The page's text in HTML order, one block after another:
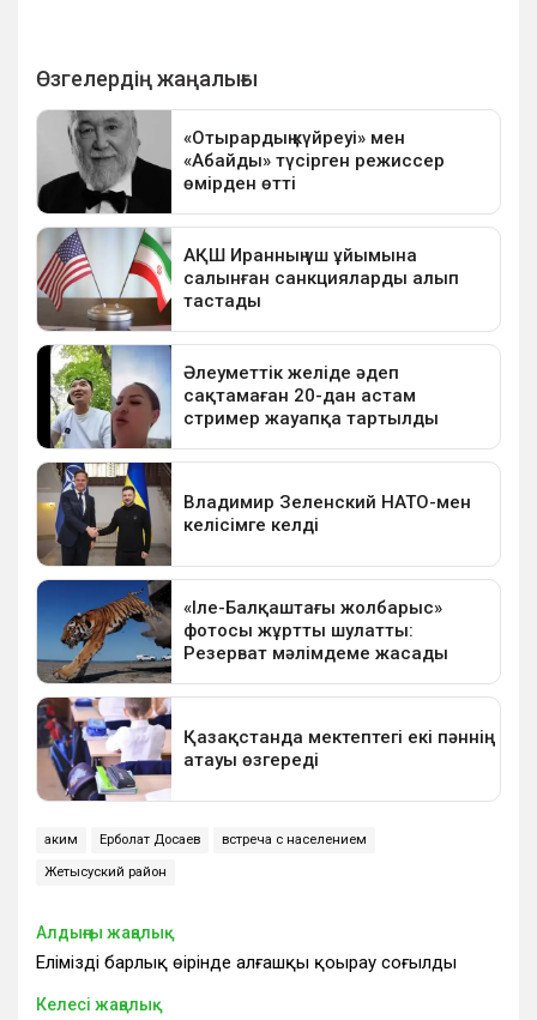
аким Ерболат Досаев встреча с населением
Жетысуский район
Алдыңғы жаңалық
Еліміздің барлық өңірінде алғашқы қоңырау соғылды
Келесі жаңалық